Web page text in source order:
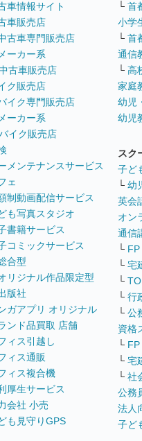
車情報サイト
車販売店
古車専門販売店
メーカー系
古車販売店
ク販売店
イク専門販売店
メーカー系
イク販売店
メンテナンスサービス
ェ
制動画配信サービス
も写真スタジオ
書籍サービス
コミックサービス
合型
リジナル作品限定型
版社
ガアプリ オリジナル
ンド品買取 店舗
ィス引越し
ィス通販
ィス複合機
厚生サービス
会社 小売
も見守りGPS
└ 首
小学
└ 首
通信
└ 高
家庭
幼児
幼児
スク
子ど
└ 幼
英会
オン
通信
└ FP
└ 宅
└
└ 行
└ 公
資格
└ FP
└ 宅
└ 社
公務
法人
子ど